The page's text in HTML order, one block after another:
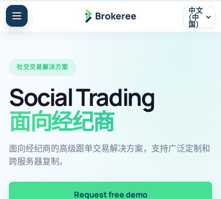
中文
(中
国)
社交交易解决方案
Social Trading
面向经纪商
面向经纪商的高级跟单交易解决方案，支持广泛定制和
跨服务器复制。
Request free demo